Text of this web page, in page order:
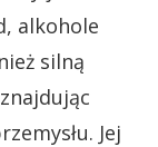
alkohole
silną
Jej